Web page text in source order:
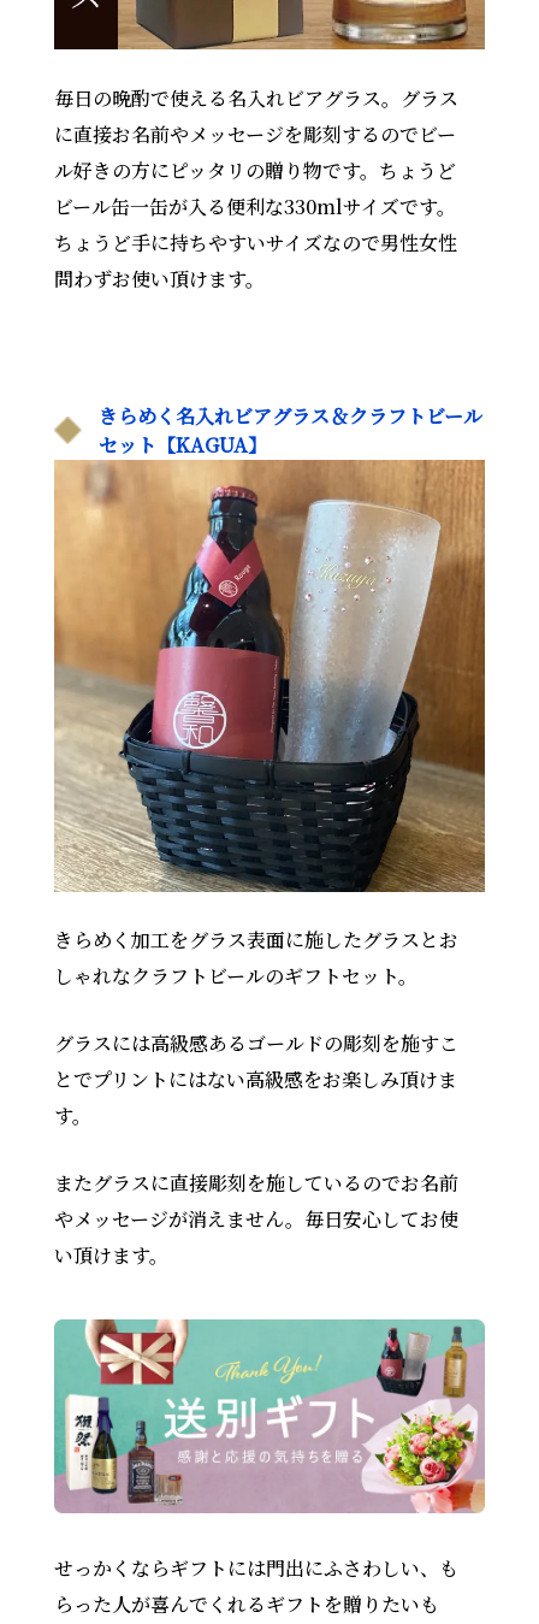
毎日の晩酌で使える名入れビアグラス。グラス
に直接お名前やメッセージを彫刻するのでビー
ル好きの方にピッタリの贈り物です。ちょうど
ビール缶一缶が入る便利な330mlサイズです。
ちょうど手に持ちやすいサイズなので男性女性
問わずお使い頂けます。
きらめく名入れビアグラス＆クラフトビール
セット【KAGUA】
きらめく加工をグラス表面に施したグラスとお
しゃれなクラフトビールのギフトセット。
グラスには高級感あるゴールドの彫刻を施すこ
とでプリントにはない高級感をお楽しみ頂けま
す。
またグラスに直接彫刻を施しているのでお名前
やメッセージが消えません。毎日安心してお使
い頂けます。
せっかくならギフトには門出にふさわしい、も
らった人が喜んでくれるギフトを贈りたいも